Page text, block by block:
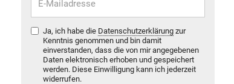
Ja, ich habe die Datenschutzerklärung zur
Kenntnis genommen und bin damit
einverstanden, dass die von mir angegebenen
Daten elektronisch erhoben und gespeichert
werden. Diese Einwilligung kann ich jederzeit
widerrufen.